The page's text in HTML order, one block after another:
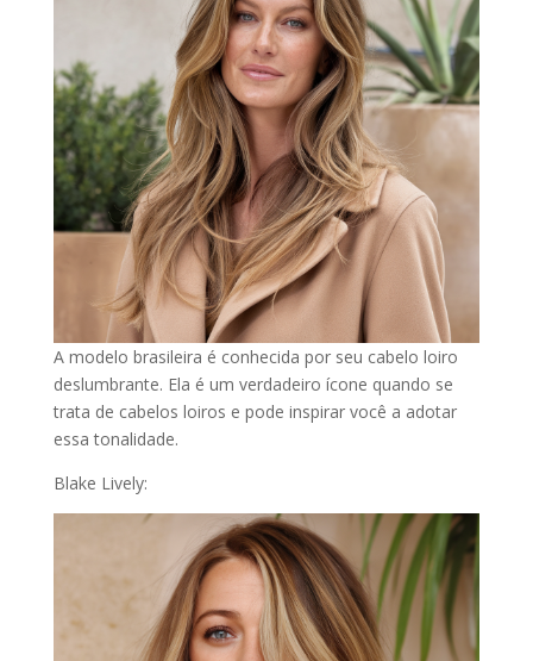
A modelo brasileira é conhecida por seu cabelo loiro
deslumbrante. Ela é um verdadeiro ícone quando se
trata de cabelos loiros e pode inspirar você a adotar
essa tonalidade.
Blake Lively: